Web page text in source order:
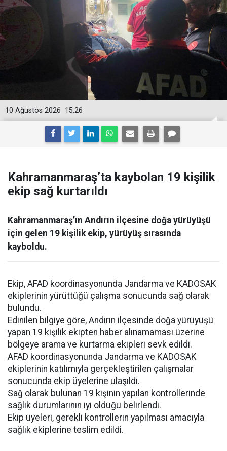
15:26
10 Ağustos 2026
Kahramanmaraş’ta kaybolan 19 kişilik
ekip sağ kurtarıldı
Kahramanmaraş’ın Andırın ilçesine doğa yürüyüşü
için gelen 19 kişilik ekip, yürüyüş sırasında
kayboldu.
Ekip, AFAD koordinasyonunda Jandarma ve KADOSAK
ekiplerinin yürüttüğü çalışma sonucunda sağ olarak
bulundu.
Edinilen bilgiye göre, Andırın ilçesinde doğa yürüyüşü
yapan 19 kişilik ekipten haber alınamaması üzerine
bölgeye arama ve kurtarma ekipleri sevk edildi.
AFAD koordinasyonunda Jandarma ve KADOSAK
ekiplerinin katılımıyla gerçekleştirilen çalışmalar
sonucunda ekip üyelerine ulaşıldı.
Sağ olarak bulunan 19 kişinin yapılan kontrollerinde
sağlık durumlarının iyi olduğu belirlendi.
Ekip üyeleri, gerekli kontrollerin yapılması amacıyla
sağlık ekiplerine teslim edildi.